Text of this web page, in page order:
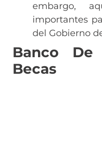
embargo,
importantes
del Gobierno
Banco De
Becas